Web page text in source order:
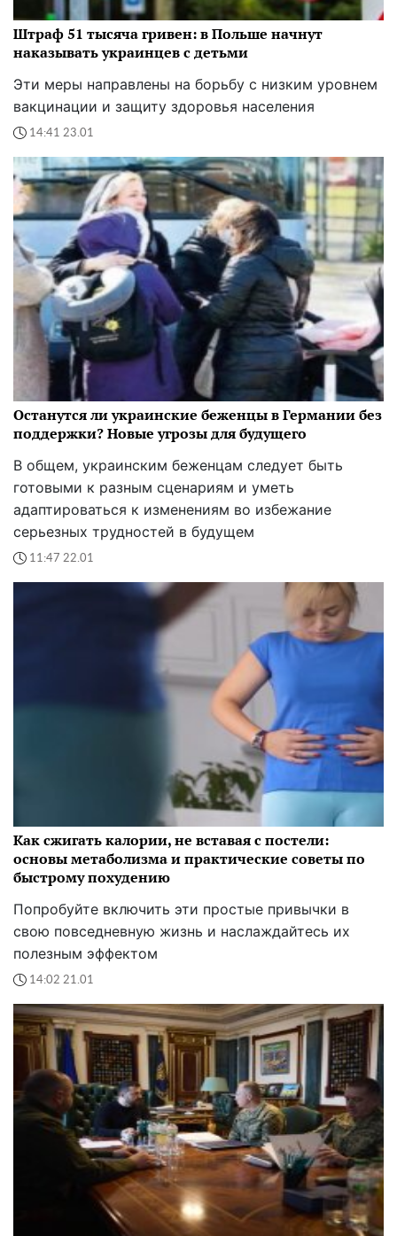
Штраф 51 тысяча гривен: в Польше начнут
наказывать украинцев с детьми
Эти меры направлены на борьбу с низким уровнем
вакцинации и защиту здоровья населения
14:41 23.01
Останутся ли украинские беженцы в Германии без
поддержки? Новые угрозы для будущего
В общем, украинским беженцам следует быть
готовыми к разным сценариям и уметь
адаптироваться к изменениям во избежание
серьезных трудностей в будущем
11:47 22.01
Как сжигать калории, не вставая с постели:
основы метаболизма и практические советы по
быстрому похудению
Попробуйте включить эти простые привычки в
свою повседневную жизнь и наслаждайтесь их
полезным эффектом
14:02 21.01